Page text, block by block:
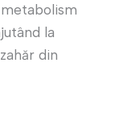
la
din